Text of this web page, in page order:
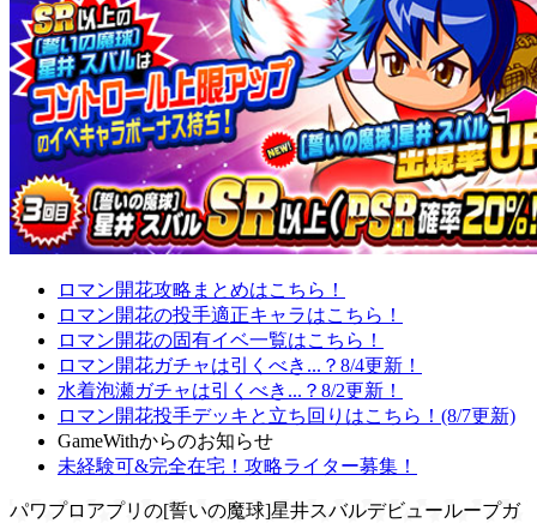
ロマン開花攻略まとめはこちら！
ロマン開花の投手適正キャラはこちら！
ロマン開花の固有イベ一覧はこちら！
ロマン開花ガチャは引くべき...？8/4更新！
水着泡瀬ガチャは引くべき...？8/2更新！
ロマン開花投手デッキと立ち回りはこちら！(8/7更新)
GameWithからのお知らせ
未経験可&完全在宅！攻略ライター募集！
パワプロアプリの[誓いの魔球]星井スバルデビューループガ